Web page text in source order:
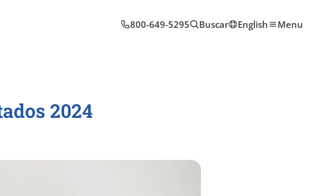
800-649-5295 Buscar English Menu
2024